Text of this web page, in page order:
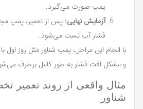
پمپ صورت می‌گیرد.
آزمایش نهایی: پس از تعمیر، پمپ
فشار آب تست می‌شود.
با انجام این مراحل، پمپ شناور مثل روز اول
و مشکل افت فشار به طور کامل برطرف
مثال واقعی از روند تعمیر
شناور